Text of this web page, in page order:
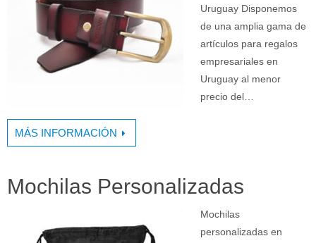
Uruguay Disponemos
de una amplia gama de
artículos para regalos
empresariales en
Uruguay al menor
precio del…
MÁS INFORMACIÓN
Mochilas Personalizadas
Mochilas
personalizadas en